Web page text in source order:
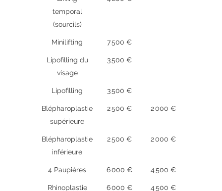
temporal
(sourcils)
Minilifting 7 500 €
Lipofilling du
visage
3 500 €
Lipofilling 3 500 €
Blépharoplastie
supérieure
2 500 € 2 000 €
Blépharoplastie
inférieure
2 500 € 2 000 €
4 Paupières 6 000 € 4 500 €
Rhinoplastie
6 000 € 4 500 €